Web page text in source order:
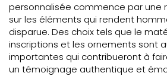
personnalisée commence par une
sur les éléments qui rendent
disparue. Des choix tels que le
inscriptions et les ornements sont
importantes qui contribueront à
un témoignage authentique et